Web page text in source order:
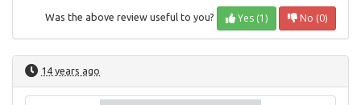
Was the above review useful to you? Yes (1) No (0)
14 years ago